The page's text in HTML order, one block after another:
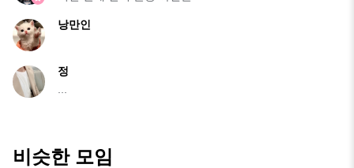
낭만인
정
비슷한 모임